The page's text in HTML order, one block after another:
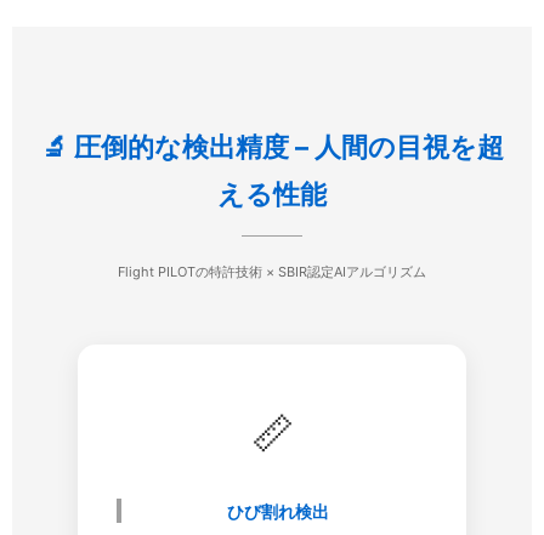
🔬 圧倒的な検出精度 – 人間の目視を超
える性能
Flight PILOTの特許技術 × SBIR認定AIアルゴリズム
📏
ひび割れ検出